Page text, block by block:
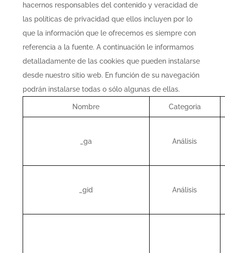
hacernos responsables del contenido y veracidad de
las políticas de privacidad que ellos incluyen por lo
que la información que le ofrecemos es siempre con
referencia a la fuente. A continuación le informamos
detalladamente de las cookies que pueden instalarse
desde nuestro sitio web. En función de su navegación
podrán instalarse todas o sólo algunas de ellas.
Nombre Categoria
_ga Análisis
_gid Análisis